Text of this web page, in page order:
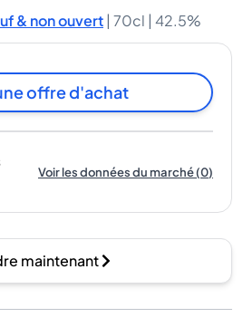
& non ouvert | 70cl | 42.5%
offre d'achat
Voir les données du marché(0)
maintenant